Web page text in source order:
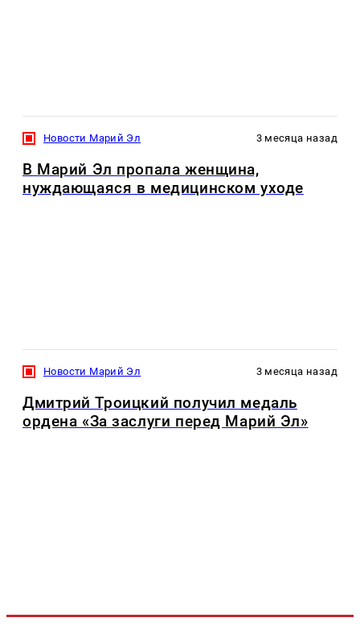
Новости Марий Эл 3 месяца назад
В Марий Эл пропала женщина,
нуждающаяся в медицинском уходе
Новости Марий Эл 3 месяца назад
Дмитрий Троицкий получил медаль
ордена «За заслуги перед Марий Эл»